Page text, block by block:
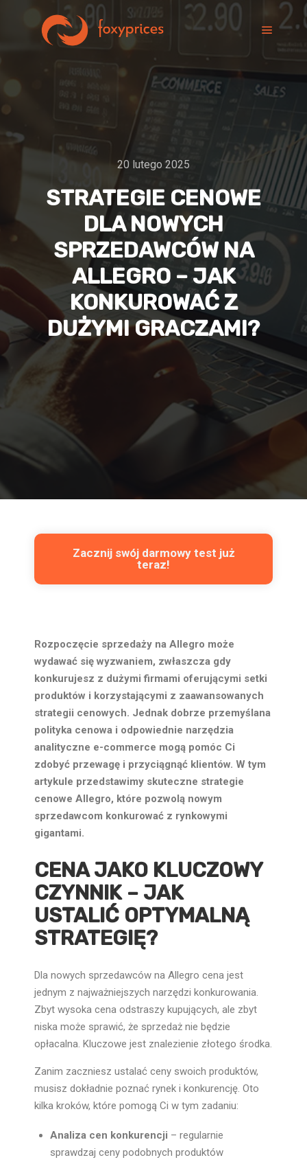
20 lutego 2025
STRATEGIE CENOWE
DLA NOWYCH
SPRZEDAWCÓW NA
ALLEGRO – JAK
KONKUROWAĆ Z
DUŻYMI GRACZAMI?
Zacznij swój darmowy test już
teraz!
Rozpoczęcie sprzedaży na Allegro może
wydawać się wyzwaniem, zwłaszcza gdy
konkurujesz z dużymi firmami oferującymi setki
produktów i korzystającymi z zaawansowanych
strategii cenowych. Jednak dobrze przemyślana
polityka cenowa i odpowiednie narzędzia
analityczne e-commerce mogą pomóc Ci
zdobyć przewagę i przyciągnąć klientów. W tym
artykule przedstawimy skuteczne strategie
cenowe Allegro, które pozwolą nowym
sprzedawcom konkurować z rynkowymi
gigantami.
CENA JAKO KLUCZOWY
CZYNNIK – JAK
USTALIĆ OPTYMALNĄ
STRATEGIĘ?
Dla nowych sprzedawców na Allegro cena jest
jednym z najważniejszych narzędzi konkurowania.
Zbyt wysoka cena odstraszy kupujących, ale zbyt
niska może sprawić, że sprzedaż nie będzie
opłacalna. Kluczowe jest znalezienie złotego środka.
Zanim zaczniesz ustalać ceny swoich produktów,
musisz dokładnie poznać rynek i konkurencję. Oto
kilka kroków, które pomogą Ci w tym zadaniu:
Analiza cen konkurencji – regularnie
sprawdzaj ceny podobnych produktów